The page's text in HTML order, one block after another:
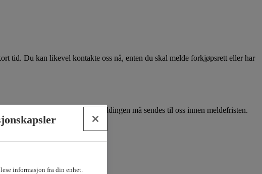
tid. Du kan likevel kontakte oss nå, enten du skal melde forkjøpsrett eller har
og finansieringsbevis. Meldingen må sendes til oss innen meldefristen.
informasjon fra din enhet.